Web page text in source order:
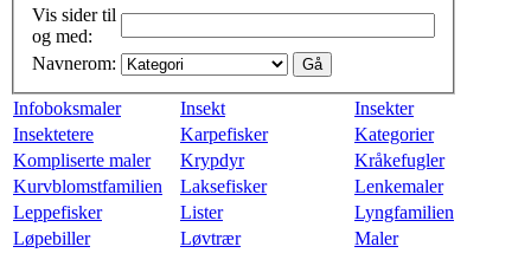
Vis sider til
og med:
Navnerom:
Infoboksmaler Insekt
Insekter
Insektetere
Karpefisker
Kategorier
Kompliserte maler
Krypdyr
Kråkefugler
Kurvblomstfamilien
Laksefisker
Lenkemaler
Leppefisker
Lister
Lyngfamilien
Løpebiller
Løvtrær
Maler